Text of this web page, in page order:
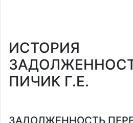
ИСТОРИЯ
ПИЧИК Г.Е.
ЗАДОЛЖЕННОСТЬ